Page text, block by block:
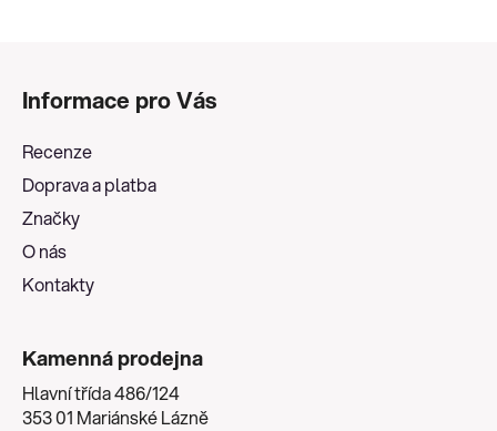
Informace pro Vás
Recenze
Doprava a platba
Značky
O nás
Kontakty
Kamenná prodejna
Hlavní třída 486/124
353 01 Mariánské Lázně